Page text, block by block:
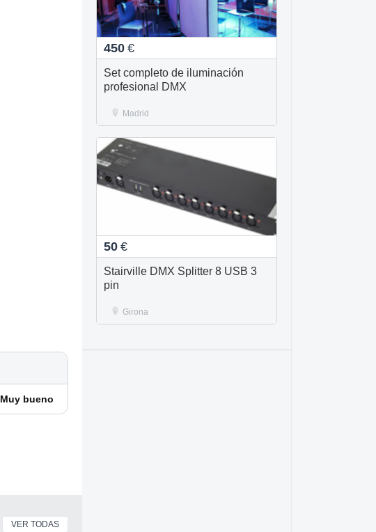
Muy bueno
VER TODAS
450 €
Set completo de iluminación
profesional DMX
Madrid
50 €
Stairville DMX Splitter 8 USB 3
pin
Girona